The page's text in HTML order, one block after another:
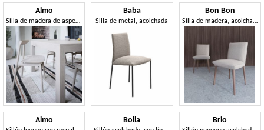
Almo
Silla de madera de aspecto clásico
Almo
Baba
Silla de metal, acolchada
Bolla
Bon Bon
Silla de madera, acolchada con cojines.
Brio